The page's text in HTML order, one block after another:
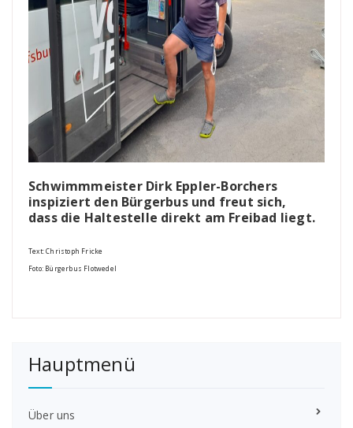
Schwimmmeister Dirk Eppler-Borchers
inspiziert den Bürgerbus und freut sich,
dass die Haltestelle direkt am Freibad liegt.
Text: Christoph Fricke
Foto: Bürgerbus Flotwedel
Hauptmenü
Über uns